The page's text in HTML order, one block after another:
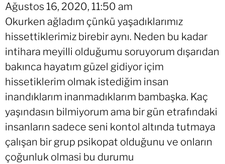
Ağustos 16, 2020, 11:50 am
Okurken ağladım çünkü yaşadıklarımız
hissettiklerimiz birebir aynı. Neden bu kadar
intihara meyilli olduğumu soruyorum dışarıdan
bakınca hayatım güzel gidiyor içim
hissetiklerim olmak istediğim insan
inandıklarım inanmadıklarım bambaşka. Kaç
yaşındasın bilmiyorum ama bir gün etrafındaki
insanların sadece seni kontol altında tutmaya
çalışan bir grup psikopat olduğunu ve onların
çoğunluk olmasi bu durumu